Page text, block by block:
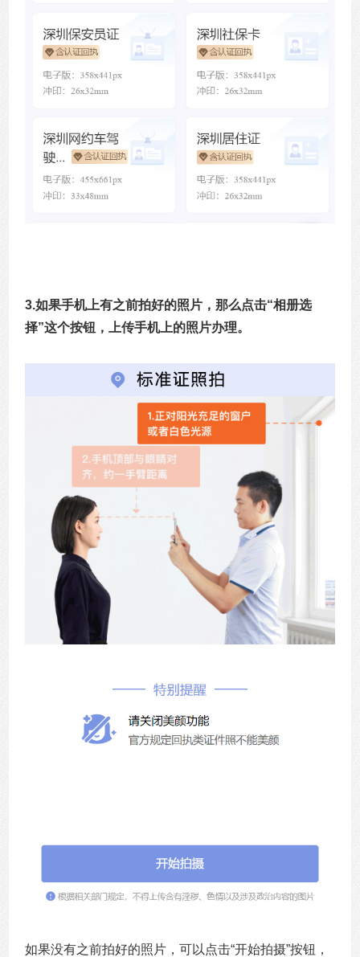
3.如果手机上有之前拍好的照片，那么点击“相册选
择”这个按钮，上传手机上的照片办理。
如果没有之前拍好的照片，可以点击“开始拍摄”按钮，